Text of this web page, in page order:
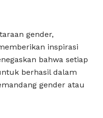
gender,
inspirasi
bahwa setiap
berhasil dalam
gender atau